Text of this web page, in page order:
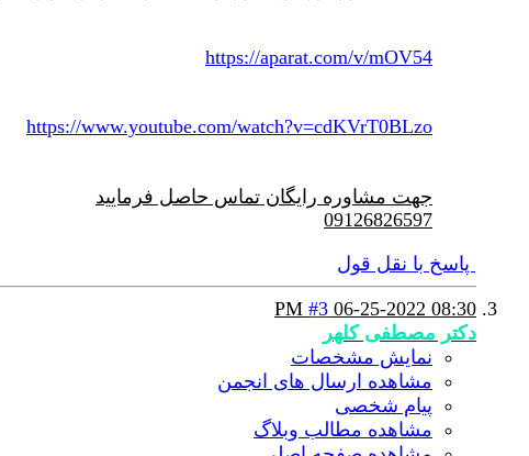
https://aparat.com/v/mOV54
https://www.youtube.com/watch?v=cdKVrT0BLzo
جهت مشاوره رایگان تماس حاصل فرمایید
09126826597
پاسخ با نقل قول
06-25-2022 08:30 PM
#3
دکتر مصطفی کلهر
نمایش مشخصات
مشاهده ارسال های انجمن
پیام شخصی
مشاهده مطالب وبلاگ